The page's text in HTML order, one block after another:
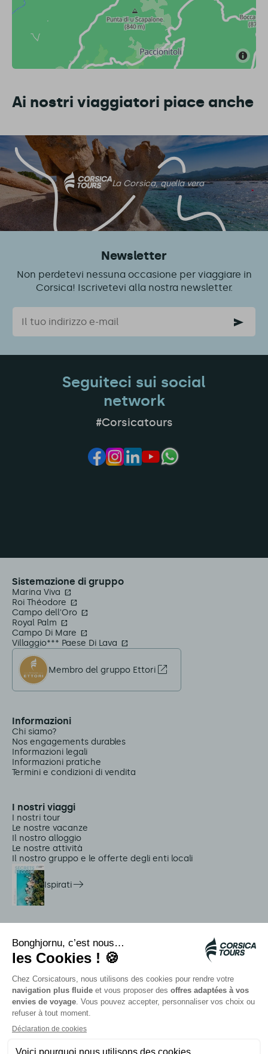
Ai nostri viaggiatori piace anche
La Corsica, quella vera
Newsletter
Non perdetevi nessuna occasione per viaggiare in
Corsica! Iscrivetevi alla nostra newsletter.
Email
Seguiteci sui social
network
#Corsicatours
Sistemazione di gruppo
Marina Viva
Roi Théodore
Campo dell'Oro
Royal Palm
Campo Di Mare
Villaggio*** Paese Di Lava
Membro del gruppo Ettori
Informazioni
Chi siamo?
Nos engagements durables
Informazioni legali
Informazioni pratiche
Termini e condizioni di vendita
I nostri viaggi
I nostri tour
Le nostre vacanze
Il nostro alloggio
Le nostre attività
Il nostro gruppo e le offerte degli enti locali
Ispirati
Navette Citadina
Allarme meduse
Autocars rapides bleus
Contattate i nostri consulenti